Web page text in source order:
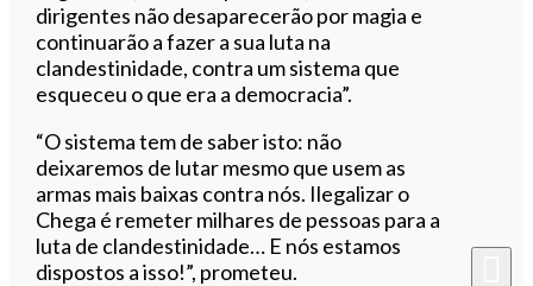
dirigentes não desaparecerão por magia e
continuarão a fazer a sua luta na
clandestinidade, contra um sistema que
esqueceu o que era a democracia”.
“O sistema tem de saber isto: não
deixaremos de lutar mesmo que usem as
armas mais baixas contra nós. Ilegalizar o
Chega é remeter milhares de pessoas para a
luta de clandestinidade… E nós estamos
dispostos a isso!”, prometeu.